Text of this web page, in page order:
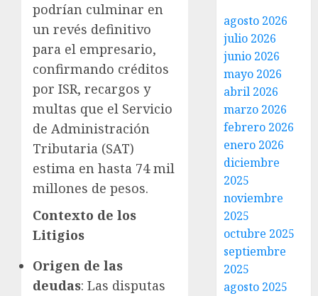
podrían culminar en
un revés definitivo
para el empresario,
confirmando créditos
por ISR, recargos y
multas que el Servicio
de Administración
Tributaria (SAT)
estima en hasta 74 mil
millones de pesos.
Contexto de los
Litigios
Origen de las
deudas: Las disputas
agosto 2026
julio 2026
junio 2026
mayo 2026
abril 2026
marzo 2026
febrero 2026
enero 2026
diciembre
2025
noviembre
2025
octubre 2025
septiembre
2025
agosto 2025